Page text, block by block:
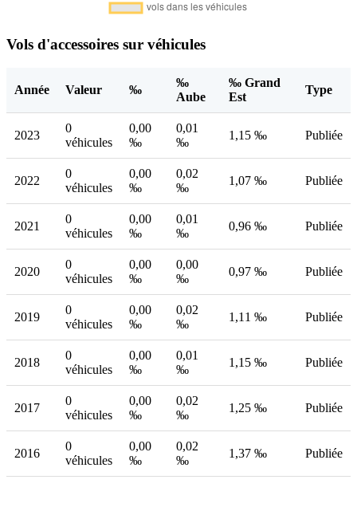
Vols d'accessoires sur véhicules
Année Valeur ‰
‰
Aube
‰ Grand
Est
Type
2023
0
véhicules
0,00
‰
0,01
‰
1,15 ‰ Publiée
2022
0
véhicules
0,00
‰
0,02
‰
1,07 ‰ Publiée
2021
0
véhicules
0,00
‰
0,01
‰
0,96 ‰ Publiée
2020
0
véhicules
0,00
‰
0,00
‰
0,97 ‰ Publiée
2019
0
véhicules
0,00
‰
0,02
‰
1,11 ‰ Publiée
2018
0
véhicules
0,00
‰
0,01
‰
1,15 ‰ Publiée
2017
0
véhicules
0,00
‰
0,02
‰
1,25 ‰ Publiée
2016
0
véhicules
0,00
‰
0,02
‰
1,37 ‰ Publiée